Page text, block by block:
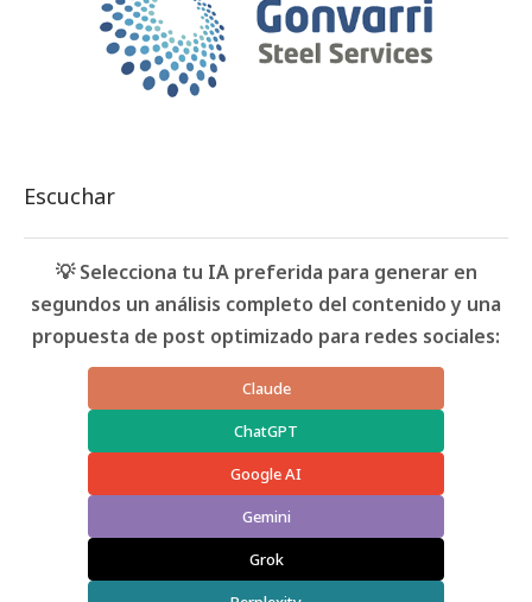
Escuchar
💡 Selecciona tu IA preferida para generar en
segundos un análisis completo del contenido y una
propuesta de post optimizado para redes sociales:
Claude
ChatGPT
Google AI
Gemini
Grok